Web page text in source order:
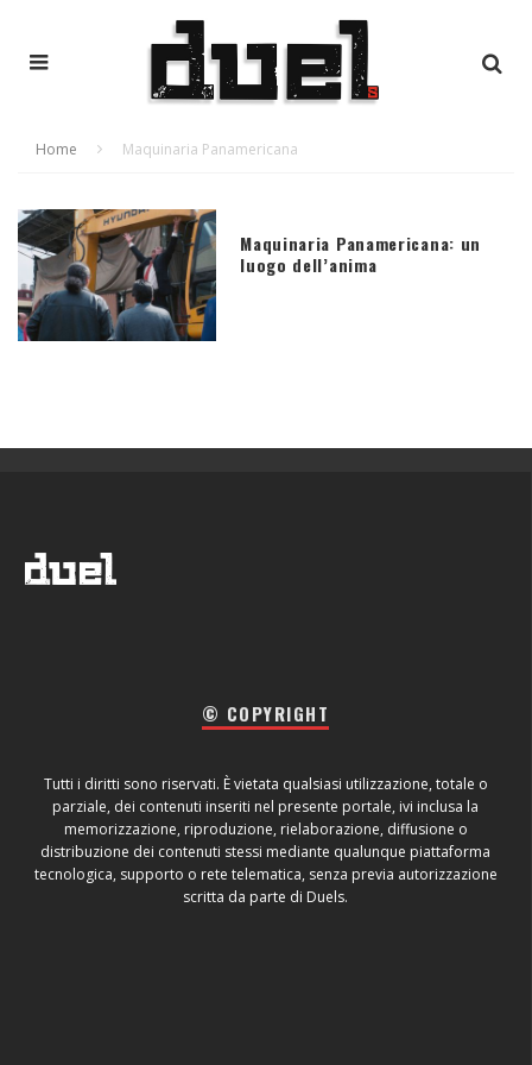
Home Maquinaria Panamericana
Maquinaria Panamericana: un
luogo dell’anima
© COPYRIGHT
Tutti i diritti sono riservati. È vietata qualsiasi utilizzazione, totale o
parziale, dei contenuti inseriti nel presente portale, ivi inclusa la
memorizzazione, riproduzione, rielaborazione, diffusione o
distribuzione dei contenuti stessi mediante qualunque piattaforma
tecnologica, supporto o rete telematica, senza previa autorizzazione
scritta da parte di Duels.